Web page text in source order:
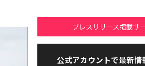
プレスリリース掲載サ
公式アカウントで最新情